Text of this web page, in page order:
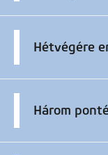
Hétvégére
Három